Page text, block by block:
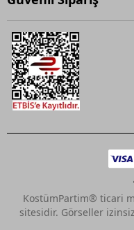
KostümPartim® ticari
sitesidir. Görseller